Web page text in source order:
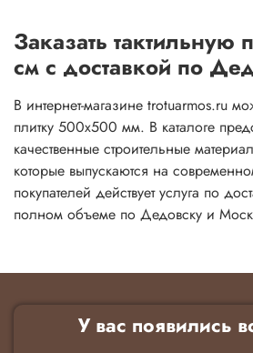
Заказать тактильную
см с доставкой по
В интернет-магазине trotuarmos.ru
плитку 500х500 мм. В каталоге
качественные строительные
которые выпускаются на
покупателей действует услуга по
полном объеме по Дедовску и
У вас появились